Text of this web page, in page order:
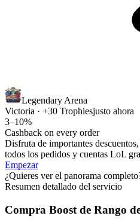
Legendary Arena
Victoria · +30 Trophiesjusto ahora
3–10%
Cashback on every order
Disfruta de importantes
todos los pedidos y cuentas LoL
Empezar
¿Quieres ver el panorama
Resumen detallado del servicio
Compra Boost de Rango